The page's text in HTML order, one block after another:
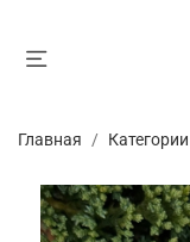
Главная Категории